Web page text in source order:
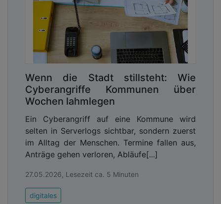
Wenn die Stadt stillsteht: Wie
Cyberangriffe Kommunen über
Wochen lahmlegen
Ein Cyberangriff auf eine Kommune wird
selten in Serverlogs sichtbar, sondern zuerst
im Alltag der Menschen. Termine fallen aus,
Anträge gehen verloren, Abläufe[...]
27.05.2026, Lesezeit ca. 5 Minuten
digitales